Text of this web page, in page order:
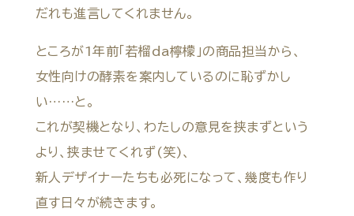
だれも進言してくれません。
ところが1年前「若榴da檸檬」の商品担当から、
女性向けの酵素を案内しているのに恥ずかし
い……と。
これが契機となり、わたしの意見を挟まずという
より、挟ませてくれず(笑)、
新人デザイナーたちも必死になって、幾度も作り
直す日々が続きます。